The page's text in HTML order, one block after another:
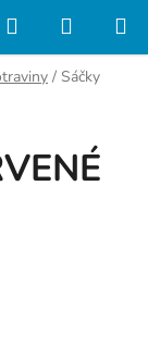
Hledat
KOŠÍK
/ Sáčky